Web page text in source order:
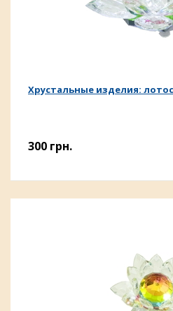
Хрустальные изделия:
300 грн.